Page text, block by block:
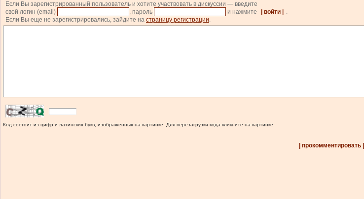
Если Вы зарегистрированный пользователь и хотите участвовать в дискуссии — введите
свой логин (email)
, пароль и нажмите | войти |
.
Если Вы еще не зарегистрировались, зайдите на страницу регистрации.
Код состоит из цифр и латинских букв, изображенных на картинке. Для перезагрузки кода кликните на картинке.
| прокомментировать |